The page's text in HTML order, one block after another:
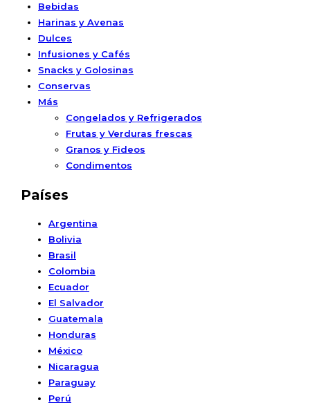
Bebidas
Harinas y Avenas
Dulces
Infusiones y Cafés
Snacks y Golosinas
Conservas
Más
Congelados y Refrigerados
Frutas y Verduras frescas
Granos y Fideos
Condimentos
Países
Argentina
Bolivia
Brasil
Colombia
Ecuador
El Salvador
Guatemala
Honduras
México
Nicaragua
Paraguay
Perú